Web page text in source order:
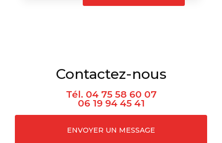
Contactez-nous
Tél. 04 75 58 60 07
06 19 94 45 41
ENVOYER UN MESSAGE